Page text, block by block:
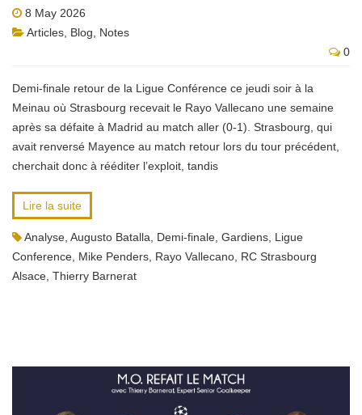
8 May 2026
Articles Blog
Notes
0
Demi-finale retour de la Ligue Conférence ce jeudi soir à la
Meinau où Strasbourg recevait le Rayo Vallecano une semaine
après sa défaite à Madrid au match aller (0-1). Strasbourg, qui
avait renversé Mayence au match retour lors du tour précédent,
cherchait donc à rééditer l’exploit, tandis
Lire la suite
Analyse Augusto Batalla Demi-finale Gardiens Ligue
Conference Mike Penders Rayo Vallecano RC Strasbourg
Alsace Thierry Barnerat